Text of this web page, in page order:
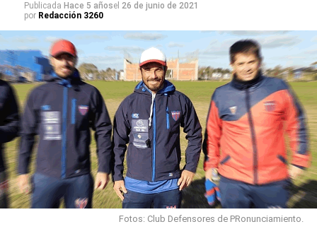
Publicada Hace 5 añosel 26 de junio de 2021
por Redacción 3260
Fotos: Club Defensores de PRonunciamiento.